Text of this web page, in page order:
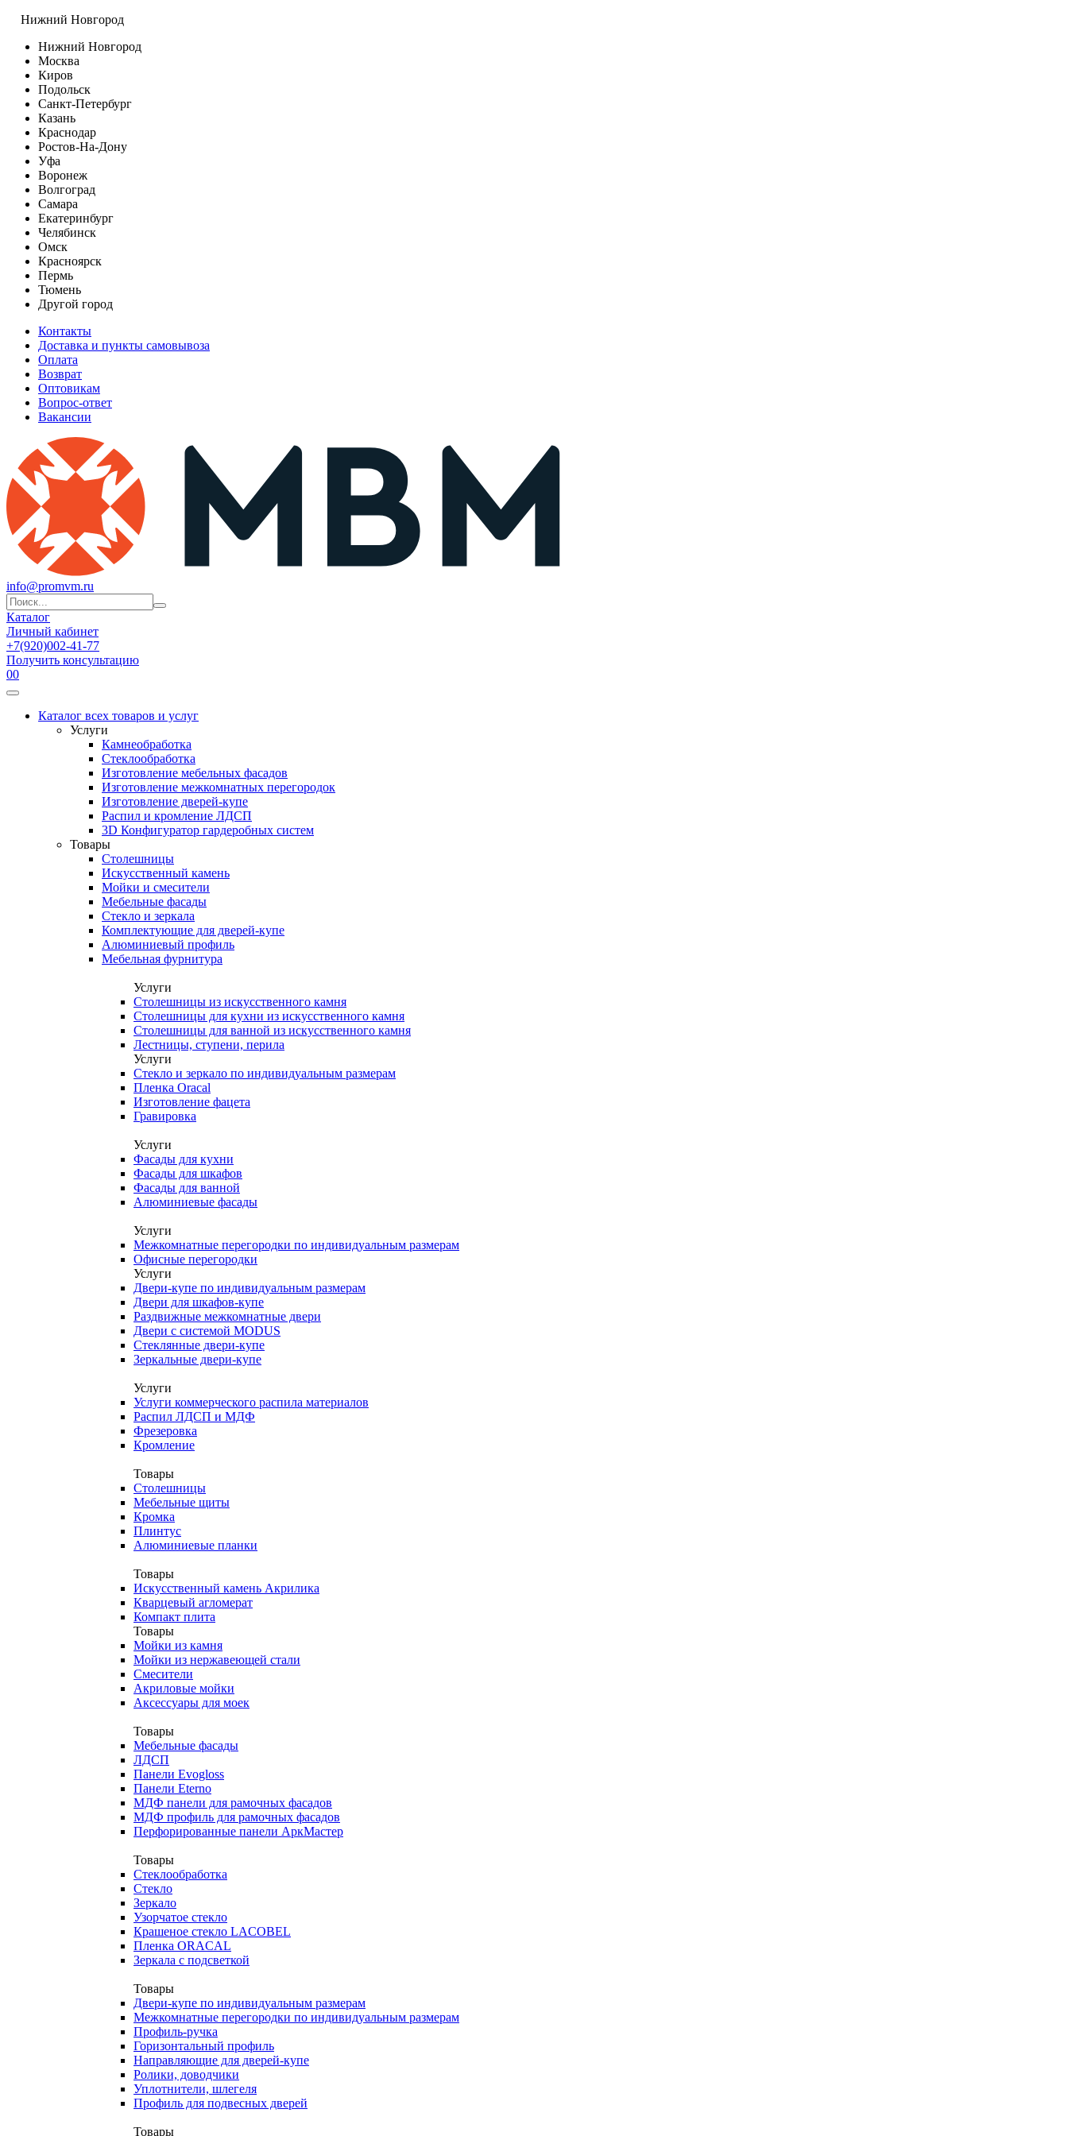
Нижний Новгород
Нижний Новгород
Москва
Киров
Подольск
Санкт-Петербург
Казань
Краснодар
Ростов-На-Дону
Уфа
Воронеж
Волгоград
Самара
Екатеринбург
Челябинск
Омск
Красноярск
Пермь
Тюмень
Другой город
Контакты
Доставка и пункты самовывоза
Оплата
Возврат
Оптовикам
Вопрос-ответ
Вакансии
info@promvm.ru
Каталог
Личный кабинет
+7(920)002-41-77
Получить консультацию
00
Каталог всех товаров и услуг
Услуги
Камнеобработка
Стеклообработка
Изготовление мебельных фасадов
Изготовление межкомнатных перегородок
Изготовление дверей-купе
Распил и кромление ЛДСП
3D Конфигуратор гардеробных систем
Товары
Столешницы
Искусственный камень
Мойки и смесители
Мебельные фасады
Стекло и зеркала
Комплектующие для дверей-купе
Алюминиевый профиль
Мебельная фурнитура
Услуги
Столешницы из искусственного камня
Столешницы для кухни из искусственного камня
Столешницы для ванной из искусственного камня
Лестницы, ступени, перила
Услуги
Стекло и зеркало по индивидуальным размерам
Пленка Oracal
Изготовление фацета
Гравировка
Услуги
Фасады для кухни
Фасады для шкафов
Фасады для ванной
Алюминиевые фасады
Услуги
Межкомнатные перегородки по индивидуальным размерам
Офисные перегородки
Услуги
Двери-купе по индивидуальным размерам
Двери для шкафов-купе
Раздвижные межкомнатные двери
Двери с системой MODUS
Стеклянные двери-купе
Зеркальные двери-купе
Услуги
Услуги коммерческого распила материалов
Распил ЛДСП и МДФ
Фрезеровка
Кромление
Товары
Столешницы
Мебельные щиты
Кромка
Плинтус
Алюминиевые планки
Товары
Искусственный камень Акрилика
Кварцевый агломерат
Компакт плита
Товары
Мойки из камня
Мойки из нержавеющей стали
Смесители
Акриловые мойки
Аксессуары для моек
Товары
Мебельные фасады
ЛДСП
Панели Evogloss
Панели Eterno
МДФ панели для рамочных фасадов
МДФ профиль для рамочных фасадов
Перфорированные панели АркМастер
Товары
Стеклообработка
Стекло
Зеркало
Узорчатое стекло
Крашеное стекло LACOBEL
Пленка ORACAL
Зеркала с подсветкой
Товары
Двери-купе по индивидуальным размерам
Межкомнатные перегородки по индивидуальным размерам
Профиль-ручка
Горизонтальный профиль
Направляющие для дверей-купе
Ролики, доводчики
Уплотнители, шлегеля
Профиль для подвесных дверей
Товары